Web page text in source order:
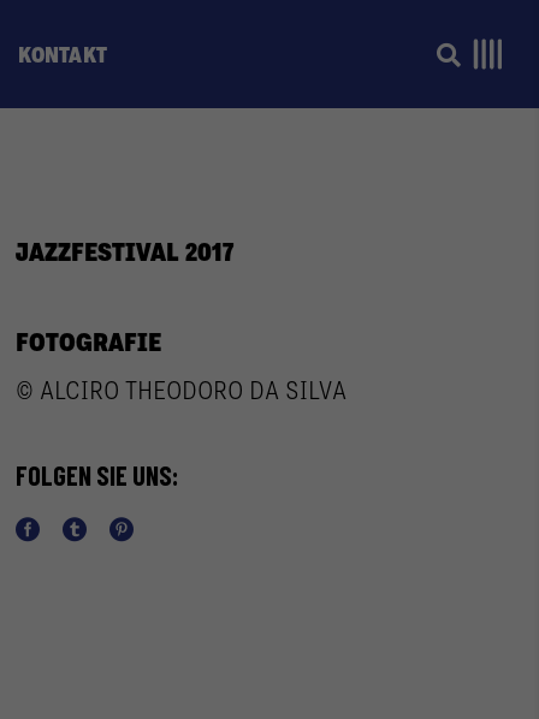
KONTAKT
JAZZFESTIVAL 2017
FOTOGRAFIE
© ALCIRO THEODORO DA SILVA
FOLGEN SIE UNS: